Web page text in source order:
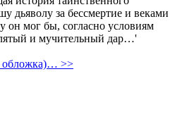
дьяволу за бессмертие и веками
он мог бы, согласно условиям
и мучительный дар…'
обложка)… >>